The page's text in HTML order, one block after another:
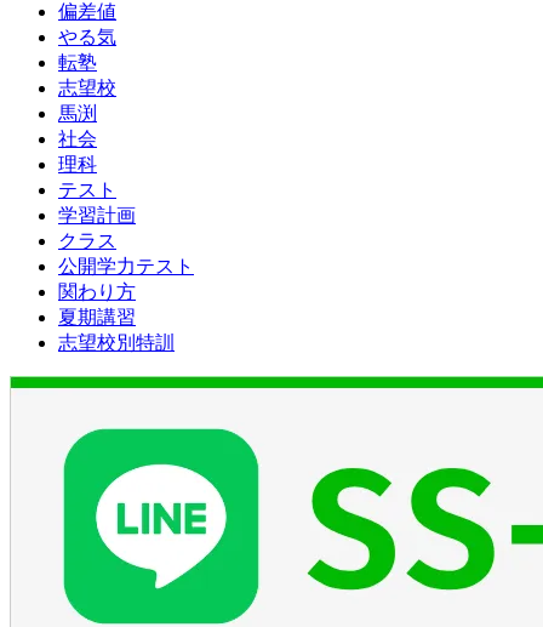
偏差値
やる気
転塾
志望校
馬渕
社会
理科
テスト
学習計画
クラス
公開学力テスト
関わり方
夏期講習
志望校別特訓